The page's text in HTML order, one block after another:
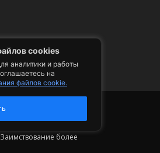
cookies
аналитики и работы
на
файлов cookie.
-
на страницу
более